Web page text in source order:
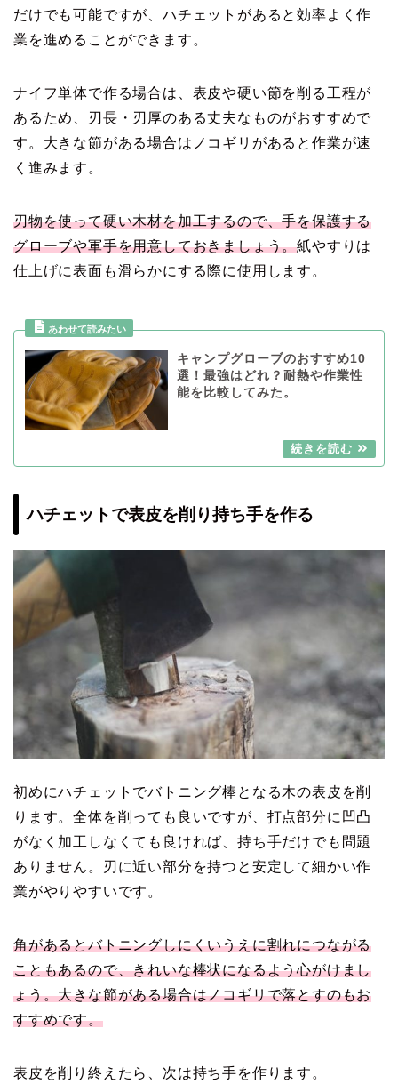
だけでも可能ですが、ハチェットがあると効率よく作
業を進めることができます。
ナイフ単体で作る場合は、表皮や硬い節を削る工程が
あるため、刃長・刃厚のある丈夫なものがおすすめで
す。大きな節がある場合はノコギリがあると作業が速
く進みます。
刃物を使って硬い木材を加工するので、手を保護する
グローブや軍手を用意しておきましょう。紙やすりは
仕上げに表面も滑らかにする際に使用します。
キャンプグローブのおすすめ10
選！最強はどれ？耐熱や作業性
能を比較してみた。
ハチェットで表皮を削り持ち手を作る
初めにハチェットでバトニング棒となる木の表皮を削
ります。全体を削っても良いですが、打点部分に凹凸
がなく加工しなくても良ければ、持ち手だけでも問題
ありません。刃に近い部分を持つと安定して細かい作
業がやりやすいです。
角があるとバトニングしにくいうえに割れにつながる
こともあるので、きれいな棒状になるよう心がけまし
ょう。大きな節がある場合はノコギリで落とすのもお
すすめです。
表皮を削り終えたら、次は持ち手を作ります。